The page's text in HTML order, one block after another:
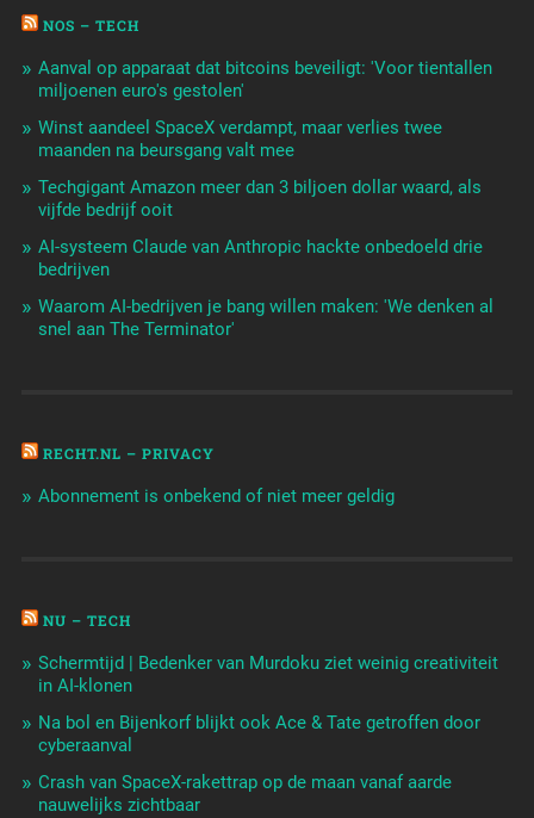
NOS – TECH
Aanval op apparaat dat bitcoins beveiligt: 'Voor tientallen
miljoenen euro's gestolen'
Winst aandeel SpaceX verdampt, maar verlies twee
maanden na beursgang valt mee
Techgigant Amazon meer dan 3 biljoen dollar waard, als
vijfde bedrijf ooit
AI-systeem Claude van Anthropic hackte onbedoeld drie
bedrijven
Waarom AI-bedrijven je bang willen maken: 'We denken al
snel aan The Terminator'
RECHT.NL – PRIVACY
Abonnement is onbekend of niet meer geldig
NU – TECH
Schermtijd | Bedenker van Murdoku ziet weinig creativiteit
in AI-klonen
Na bol en Bijenkorf blijkt ook Ace & Tate getroffen door
cyberaanval
Crash van SpaceX-rakettrap op de maan vanaf aarde
nauwelijks zichtbaar